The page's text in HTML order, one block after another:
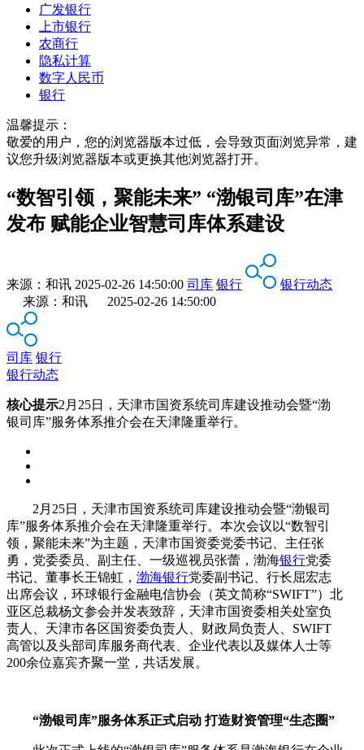
广发银行
上市银行
农商行
隐私计算
数字人民币
银行
温馨提示：
敬爱的用户，您的浏览器版本过低，会导致页面浏览异常，建
议您升级浏览器版本或更换其他浏览器打开。
“数智引领，聚能未来” “渤银司库”在津
发布 赋能企业智慧司库体系建设
来源： 和讯 2025-02-26 14:50:00 司库 银行
银行动态
来源：和讯 2025-02-26 14:50:00
司库 银行
银行动态
核心提示2月25日，天津市国资系统司库建设推动会暨“渤
银司库”服务体系推介会在天津隆重举行。
2月25日，天津市国资系统司库建设推动会暨“渤银司
库”服务体系推介会在天津隆重举行。本次会议以“数智引
领，聚能未来”为主题，天津市国资委党委书记、主任张
勇，党委委员、副主任、一级巡视员张蕾，渤海银行党委
书记、董事长王锦虹， 渤海银行党委副书记、行长屈宏志
出席会议，环球银行金融电信协会（英文简称“SWIFT”）北
亚区总裁杨文参会并发表致辞，天津市国资委相关处室负
责人、天津市各区国资委负责人、财政局负责人、SWIFT
高管以及头部司库服务商代表、企业代表以及媒体人士等
200余位嘉宾齐聚一堂，共话发展。
“渤银司库”服务体系正式启动 打造财资管理“生态圈”